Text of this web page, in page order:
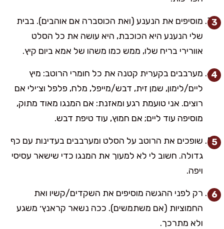
מוסיפים את הנענע (ואת הכוסברה אם אוהבים). בבית
שלי הנענע היא הכוכבת, היא עושה את כל הסלט
אוורירי בריח שלו, ממש כמו משהו של אמא ביום קיץ.
מערבבים בקערית קטנה את כל חומרי הרוטב: מיץ
ליים/לימון, שמן זית, דבש/מייפל, מלח, פלפל וצ׳ילי אם
רוצים. אני טועמת רגע ומאזנת: אם המנגו מאוד מתוק,
מוסיפה עוד ליים; אם חמוץ, עוד טיפת דבש.
שופכים את הרוטב על הסלט ומערבבים בעדינות עם כף
גדולה. חשוב לי לא למעוך את המנגו כדי שישאר עסיסי
ויפה.
רק לפני ההגשה מוסיפים את השקדים/קשיו ואת
החמוציות (אם משתמשים). ככה נשאר קראנץ׳ משגע
ולא מתרכך.